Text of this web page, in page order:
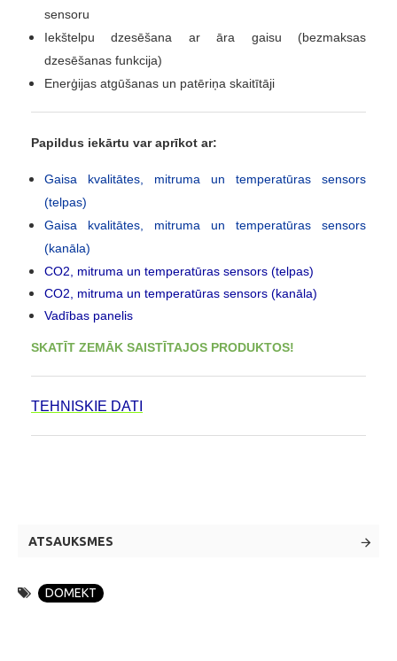
sensoru
Iekštelpu dzesēšana ar āra gaisu (bezmaksas
dzesēšanas funkcija)
Enerģijas atgūšanas un patēriņa skaitītāji
Papildus iekārtu var aprīkot ar:
Gaisa kvalitātes, mitruma un temperatūras sensors
(telpas)
Gaisa kvalitātes, mitruma un temperatūras sensors
(kanāla)
CO2, mitruma un temperatūras sensors (telpas)
CO2, mitruma un temperatūras sensors (kanāla)
Vadības panelis
SKATĪT ZEMĀK SAISTĪTAJOS PRODUKTOS!
TEHNISKIE DATI
ATSAUKSMES
DOMEKT